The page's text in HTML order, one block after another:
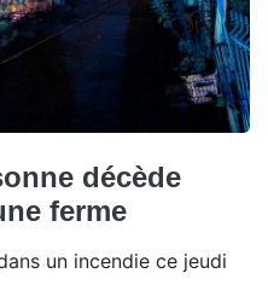
décède
ferme
un incendie ce jeudi